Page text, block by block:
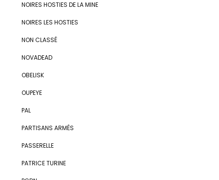
NOIRES HOSTIES DE LA MINE
NOIRES LES HOSTIES
NON CLASSÉ
NOVADEAD
OBELISK
OUPEYE
PAL
PARTISANS ARMÉS
PASSERELLE
PATRICE TURINE